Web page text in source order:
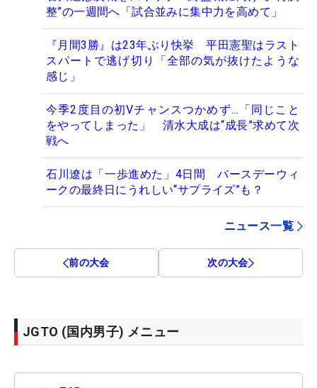
整”の一週間へ「試合並みに集中力を高めて」
『月間3勝』は23年ぶり快挙 平田憲聖はラスト
スパートで逃げ切り「全部の気が抜けたような
感じ」
今季2度目の初Vチャンスつかめず…「同じこと
をやってしまった」 清水大成は“成長”求めて次
戦へ
石川遼は「一歩進めた」4日間 バースデーウィ
ークの最終日にうれしい“サプライズ”も？
ニュース一覧
前の大会 次の大会
JGTO (国内男子) メニュー